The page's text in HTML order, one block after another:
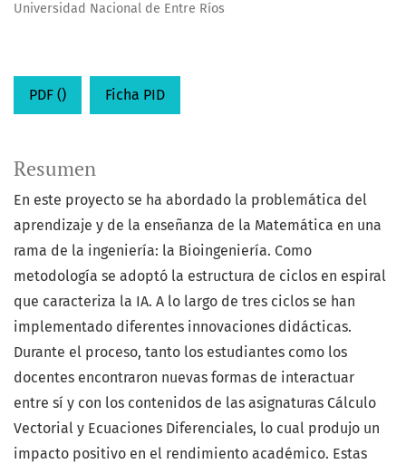
Universidad Nacional de Entre Ríos
PDF () Ficha PID
Resumen
En este proyecto se ha abordado la problemática del
aprendizaje y de la enseñanza de la Matemática en una
rama de la ingeniería: la Bioingeniería. Como
metodología se adoptó la estructura de ciclos en espiral
que caracteriza la IA. A lo largo de tres ciclos se han
implementado diferentes innovaciones didácticas.
Durante el proceso, tanto los estudiantes como los
docentes encontraron nuevas formas de interactuar
entre sí y con los contenidos de las asignaturas Cálculo
Vectorial y Ecuaciones Diferenciales, lo cual produjo un
impacto positivo en el rendimiento académico. Estas